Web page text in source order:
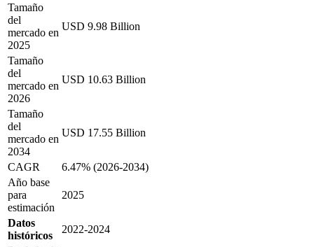
Tamaño
del
mercado en
2025
USD 9.98 Billion
Tamaño
del
mercado en
2026
USD 10.63 Billion
Tamaño
del
mercado en
2034
USD 17.55 Billion
CAGR
6.47% (2026-2034)
Año base
para
estimación
2025
Datos
históricos
2022-2024